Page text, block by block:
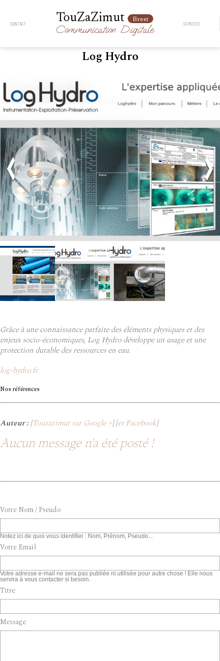
CONTACT TouZaZimut Brest
Communication Digitale SERVICES
Log Hydro
Grâce à une connaissance parfaite des éléments physiques et des
enjeux socio-économiques, Log Hydro développe un usage et une
protection durable des ressources en eau.
log-hydro.fr
Nos références
Auteur :[Touzazimut sur Google +] [et Facebook]
Aucun message n'a été posté !
Votre Nom / Pseudo
Notez ici de quoi vous identifier : Nom, Prénom, Pseudo...
Votre Email
Votre adresse e-mail ne sera pas publiée ni utilisée pour autre chose ! Elle nous
servira à vous contacter si besoin.
Titre
Message